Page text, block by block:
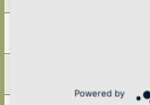
FAQ: Wie kann
Powered by